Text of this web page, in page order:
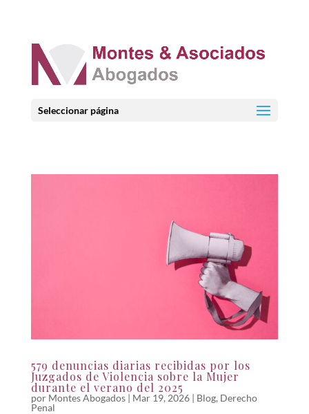
Seleccionar página
579 denuncias diarias recibidas por los
Juzgados de Violencia sobre la Mujer
durante el verano del 2025
por Montes Abogados| Mar 19, 2026| Blog, Derecho
Penal